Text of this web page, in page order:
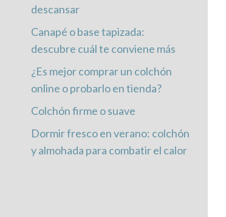
descansar
Canapé o base tapizada:
descubre cuál te conviene más
¿Es mejor comprar un colchón
online o probarlo en tienda?
Colchón firme o suave
Dormir fresco en verano: colchón
y almohada para combatir el calor